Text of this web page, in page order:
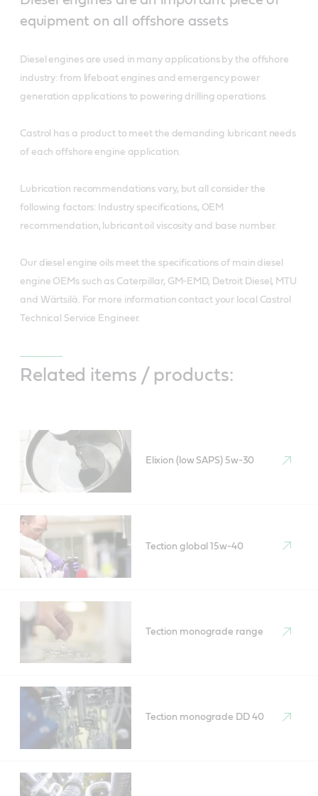
equipment on all offshore assets
Diesel engines are used in many applications by the offshore
industry: from lifeboat engines and emergency power
generation applications to powering drilling operations.
Castrol has a product to meet the demanding lubricant needs
of each offshore engine application.
Lubrication recommendations vary, but all consider the
following factors: Industry specifications, OEM
recommendation, lubricant oil viscosity and base number.
Our diesel engine oils meet the specifications of main diesel
engine OEMs such as Caterpillar, GM-EMD, Detroit Diesel, MTU
and Wärtsilä. For more information contact your local Castrol
Technical Service Engineer.
Related items / products:
Elixion (low SAPS) 5w-30
Tection global 15w-40
Tection monograde range
Tection monograde DD 40